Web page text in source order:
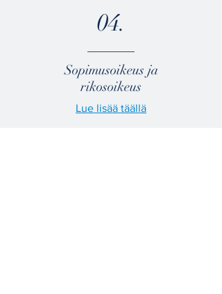
04.
Sopimusoikeus ja
rikosoikeus
Lue lisää täällä